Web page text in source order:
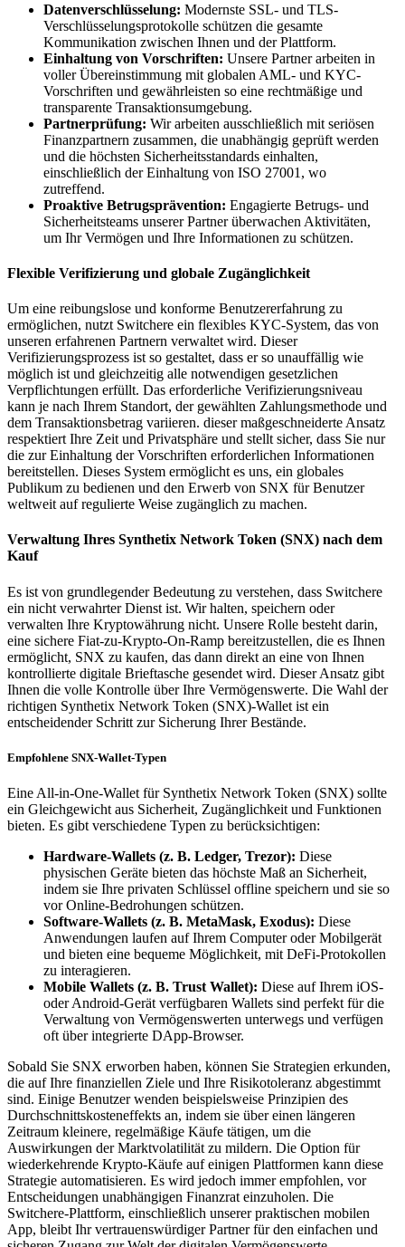
Datenverschlüsselung: Modernste SSL- und TLS-
Verschlüsselungsprotokolle schützen die gesamte
Kommunikation zwischen Ihnen und der Plattform.
Einhaltung von Vorschriften: Unsere Partner arbeiten in
voller Übereinstimmung mit globalen AML- und KYC-
Vorschriften und gewährleisten so eine rechtmäßige und
transparente Transaktionsumgebung.
Partnerprüfung: Wir arbeiten ausschließlich mit seriösen
Finanzpartnern zusammen, die unabhängig geprüft werden
und die höchsten Sicherheitsstandards einhalten,
einschließlich der Einhaltung von ISO 27001, wo
zutreffend.
Proaktive Betrugsprävention: Engagierte Betrugs- und
Sicherheitsteams unserer Partner überwachen Aktivitäten,
um Ihr Vermögen und Ihre Informationen zu schützen.
Flexible Verifizierung und globale Zugänglichkeit
Um eine reibungslose und konforme Benutzererfahrung zu
ermöglichen, nutzt Switchere ein flexibles KYC-System, das von
unseren erfahrenen Partnern verwaltet wird. Dieser
Verifizierungsprozess ist so gestaltet, dass er so unauffällig wie
möglich ist und gleichzeitig alle notwendigen gesetzlichen
Verpflichtungen erfüllt. Das erforderliche Verifizierungsniveau
kann je nach Ihrem Standort, der gewählten Zahlungsmethode und
dem Transaktionsbetrag variieren. dieser maßgeschneiderte Ansatz
respektiert Ihre Zeit und Privatsphäre und stellt sicher, dass Sie nur
die zur Einhaltung der Vorschriften erforderlichen Informationen
bereitstellen. Dieses System ermöglicht es uns, ein globales
Publikum zu bedienen und den Erwerb von SNX für Benutzer
weltweit auf regulierte Weise zugänglich zu machen.
Verwaltung Ihres Synthetix Network Token (SNX) nach dem
Kauf
Es ist von grundlegender Bedeutung zu verstehen, dass Switchere
ein nicht verwahrter Dienst ist. Wir halten, speichern oder
verwalten Ihre Kryptowährung nicht. Unsere Rolle besteht darin,
eine sichere Fiat-zu-Krypto-On-Ramp bereitzustellen, die es Ihnen
ermöglicht, SNX zu kaufen, das dann direkt an eine von Ihnen
kontrollierte digitale Brieftasche gesendet wird. Dieser Ansatz gibt
Ihnen die volle Kontrolle über Ihre Vermögenswerte. Die Wahl der
richtigen Synthetix Network Token (SNX)-Wallet ist ein
entscheidender Schritt zur Sicherung Ihrer Bestände.
Empfohlene SNX-Wallet-Typen
Eine All-in-One-Wallet für Synthetix Network Token (SNX) sollte
ein Gleichgewicht aus Sicherheit, Zugänglichkeit und Funktionen
bieten. Es gibt verschiedene Typen zu berücksichtigen:
Hardware-Wallets (z. B. Ledger, Trezor): Diese
physischen Geräte bieten das höchste Maß an Sicherheit,
indem sie Ihre privaten Schlüssel offline speichern und sie so
vor Online-Bedrohungen schützen.
Software-Wallets (z. B. MetaMask, Exodus): Diese
Anwendungen laufen auf Ihrem Computer oder Mobilgerät
und bieten eine bequeme Möglichkeit, mit DeFi-Protokollen
zu interagieren.
Mobile Wallets (z. B. Trust Wallet): Diese auf Ihrem iOS-
oder Android-Gerät verfügbaren Wallets sind perfekt für die
Verwaltung von Vermögenswerten unterwegs und verfügen
oft über integrierte DApp-Browser.
Sobald Sie SNX erworben haben, können Sie Strategien erkunden,
die auf Ihre finanziellen Ziele und Ihre Risikotoleranz abgestimmt
sind. Einige Benutzer wenden beispielsweise Prinzipien des
Durchschnittskosteneffekts an, indem sie über einen längeren
Zeitraum kleinere, regelmäßige Käufe tätigen, um die
Auswirkungen der Marktvolatilität zu mildern. Die Option für
wiederkehrende Krypto-Käufe auf einigen Plattformen kann diese
Strategie automatisieren. Es wird jedoch immer empfohlen, vor
Entscheidungen unabhängigen Finanzrat einzuholen. Die
Switchere-Plattform, einschließlich unserer praktischen mobilen
App, bleibt Ihr vertrauenswürdiger Partner für den einfachen und